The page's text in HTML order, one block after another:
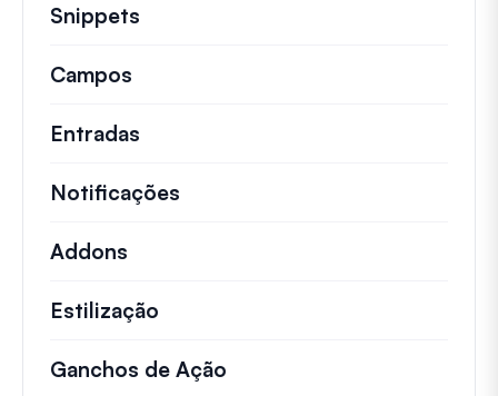
Snippets
Campos
Entradas
Notificações
Addons
Estilização
Ganchos de Ação